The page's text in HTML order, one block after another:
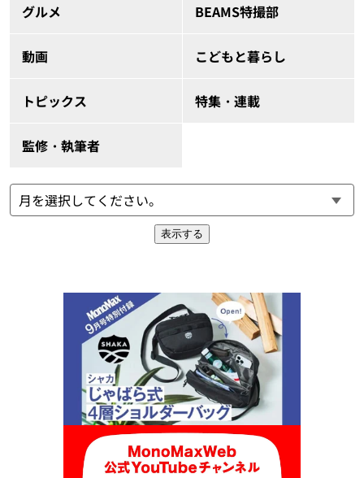
グルメ BEAMS特撮部
動画 こどもと暮らし
トピックス 特集・連載
監修・執筆者
表示する